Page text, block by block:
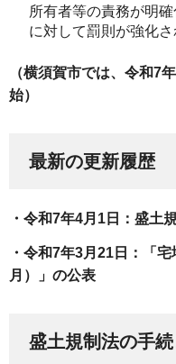
所有者等の責務が明
に対して罰則が強化さ
（横須賀市では、令和7
始）
最新の更新履歴
・令和7年4月1日：盛土
・令和7年3月21日：「
月）」の公表
盛土規制法の手